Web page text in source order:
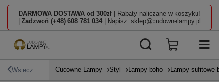
DARMOWA DOSTAWA od 300zł | Rabaty naliczane w koszyku!
Zadzwoń (+48) 608 781 034 | Napisz: sklep@cudownelampy.pl
Wstecz Cudowne Lampy Styl Lampy boho Lampy sufitowe